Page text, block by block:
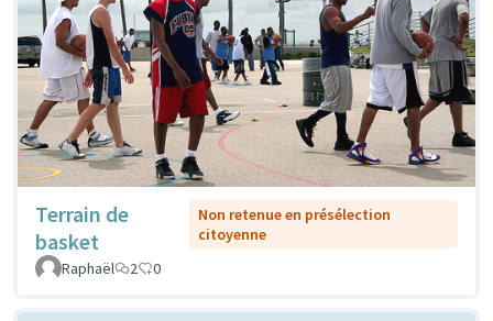
Terrain de
basket
Non retenue en présélection
citoyenne
Raphaël
2 0